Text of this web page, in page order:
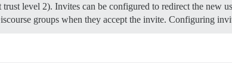
level 2). Invites can be configured to redirect the new
groups when they accept the invite. Configuring